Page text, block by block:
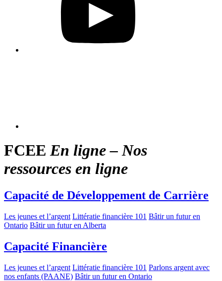
FCEEEn ligne – Nos
ressources en ligne
Capacité de Développement de Carrière
Les jeunes et l’argent Littératie financière 101 Bâtir un futur en
Ontario Bâtir un futur en Alberta
Capacité Financière
Les jeunes et l’argent Littératie financière 101 Parlons argent avec
nos enfants (PAANE) Bâtir un futur en Ontario